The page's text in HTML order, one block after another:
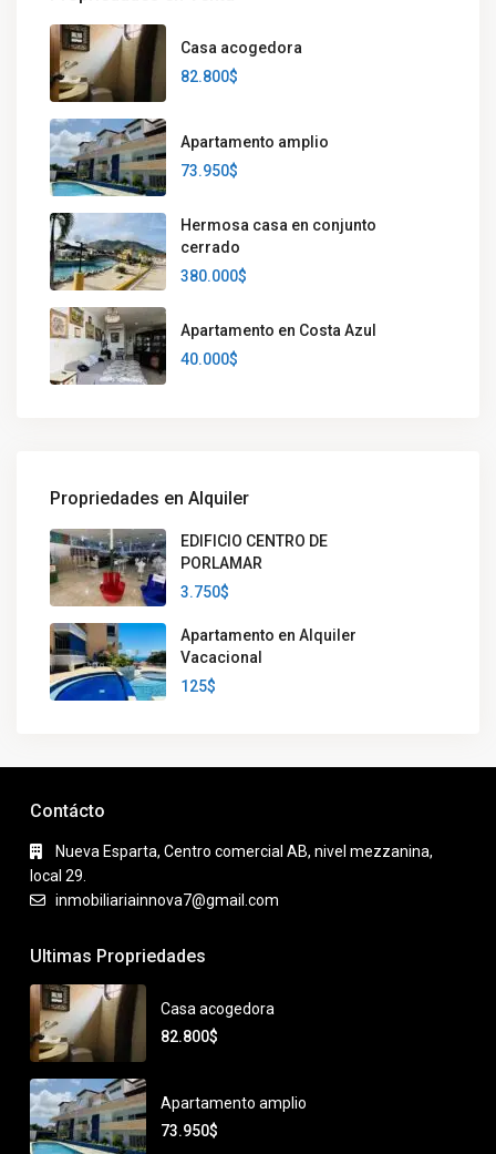
Casa acogedora
82.800$
Apartamento amplio
73.950$
Hermosa casa en conjunto
cerrado
380.000$
Apartamento en Costa Azul
40.000$
Propriedades en Alquiler
EDIFICIO CENTRO DE
PORLAMAR
3.750$
Apartamento en Alquiler
Vacacional
125$
Contácto
Nueva Esparta, Centro comercial AB, nivel mezzanina,
local 29.
inmobiliariainnova7@gmail.com
Ultimas Propriedades
Casa acogedora
82.800$
Apartamento amplio
73.950$